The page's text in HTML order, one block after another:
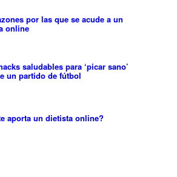
por las que se acude a un
online
saludables para ‘picar sano’
un partido de fútbol
aporta un dietista online?